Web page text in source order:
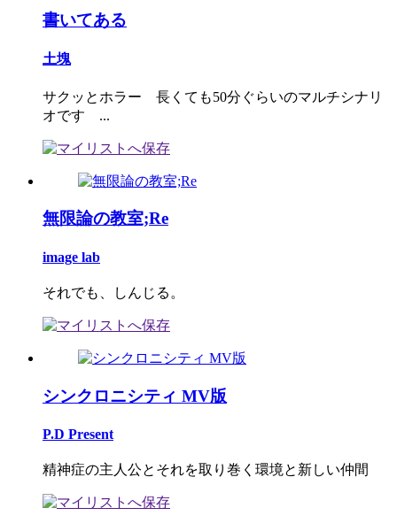
書いてある
土塊
サクッとホラー 長くても50分ぐらいのマルチシナリ
オです ...
無限論の教室;Re
image lab
それでも、しんじる。
シンクロニシティ MV版
P.D Present
精神症の主人公とそれを取り巻く環境と新しい仲間